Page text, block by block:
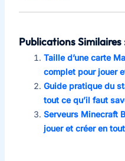
Publications Similaires
Taille d’une carte
complet pour jouer
Guide pratique du
tout ce qu’il faut
Serveurs Minecraft
jouer et créer en